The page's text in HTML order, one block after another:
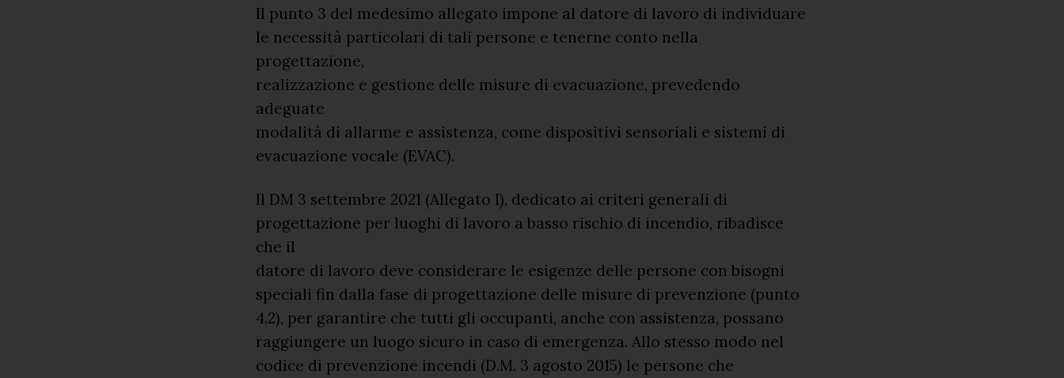
Il punto 3 del medesimo allegato impone al datore di lavoro di individuare
le necessità particolari di tali persone e tenerne conto nella
progettazione,
realizzazione e gestione delle misure di evacuazione, prevedendo
adeguate
modalità di allarme e assistenza, come dispositivi sensoriali e sistemi di
evacuazione vocale (EVAC).
Il DM 3 settembre 2021 (Allegato I), dedicato ai criteri generali di
progettazione per luoghi di lavoro a basso rischio di incendio, ribadisce
che il
datore di lavoro deve considerare le esigenze delle persone con bisogni
speciali fin dalla fase di progettazione delle misure di prevenzione (punto
4.2), per garantire che tutti gli occupanti, anche con assistenza, possano
raggiungere un luogo sicuro in caso di emergenza. Allo stesso modo nel
codice di prevenzione incendi (D.M. 3 agosto 2015) le persone che